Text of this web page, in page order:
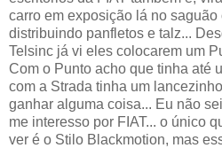
carro em exposição lá no
distribuindo panfletos e talz...
Telsinc já vi eles colocarem um
Com o Punto acho que tinha até
com a Strada tinha um
ganhar alguma coisa... Eu não
me interesso por FIAT... o único
ver é o Stilo Blackmotion, mas